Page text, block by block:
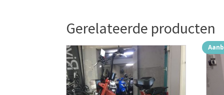
Gerelateerde producten